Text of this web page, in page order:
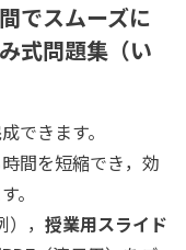
でスムーズに
式問題集（い
できます。
間を短縮でき，効
。
， 授業用スライド